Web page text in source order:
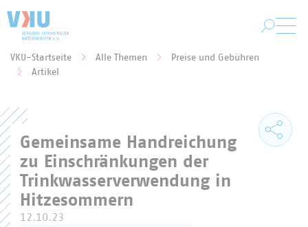
Sie befinden sich hier:
VKU-Startseite Alle Themen
Preise und Gebühren
Artikel
Gemeinsame Handreichung
zu Einschränkungen der
Trinkwasserverwendung in
Hitzesommern
12.10.23